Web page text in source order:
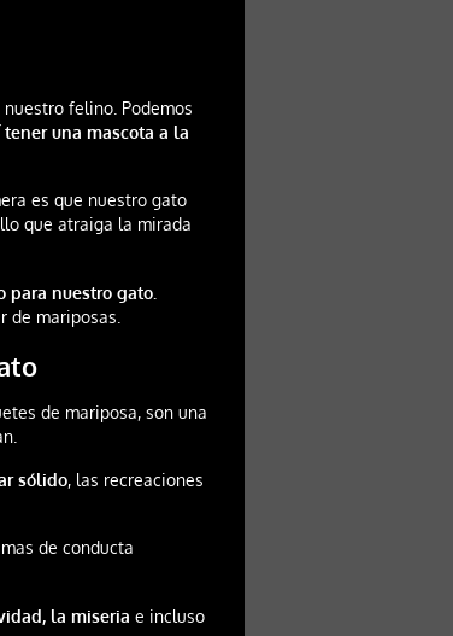
felino. Podemos
tener una mascota a la
es que nuestro gato
que atraiga la mirada
nuestro gato.
de mariposas.
de mariposa, son una
sólido, las recreaciones
de conducta
la miseria e incluso